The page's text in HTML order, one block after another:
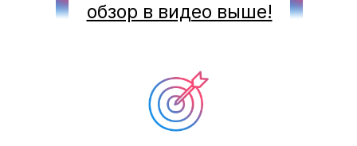
обзор в видео выше!